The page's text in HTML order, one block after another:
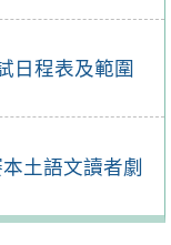
日程表及範圍
土語文讀者劇